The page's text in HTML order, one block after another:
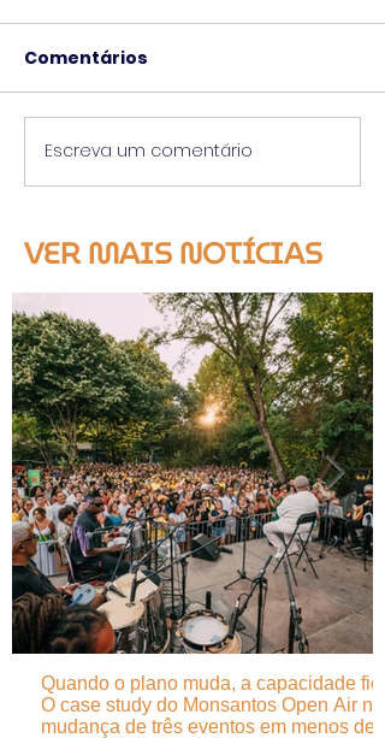
Comentários
Escreva um comentário
VER MAIS NOTÍCIAS
Quando o plano muda, a capacidade fica
O case study do Monsantos Open Air na
mudança de três eventos em menos de